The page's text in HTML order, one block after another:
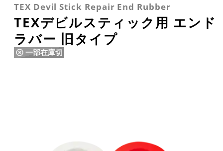
TEX Devil Stick Repair End Rubber
TEXデビルスティック用 エンド
ラバー 旧タイプ
一部在庫切